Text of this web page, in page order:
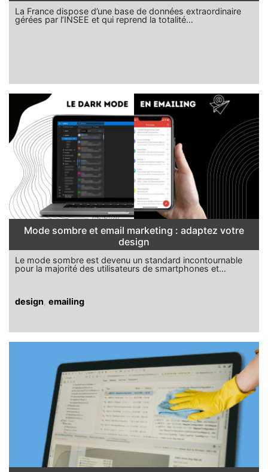
La France dispose d’une base de données extraordinaire
gérées par l’INSEE et qui reprend la totalité…
Mode sombre et email marketing : adaptez votre
design
Le mode sombre est devenu un standard incontournable
pour la majorité des utilisateurs de smartphones et…
design emailing